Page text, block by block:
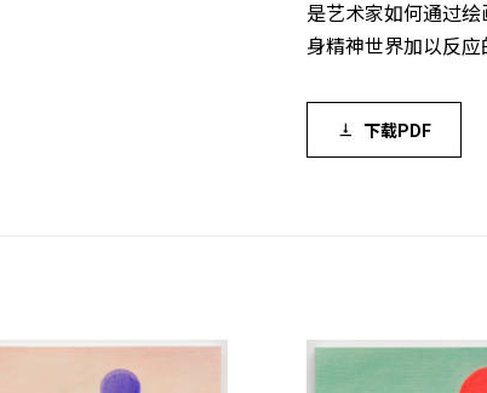
是艺术家如何通过
身精神世界加以反应
下载PDF